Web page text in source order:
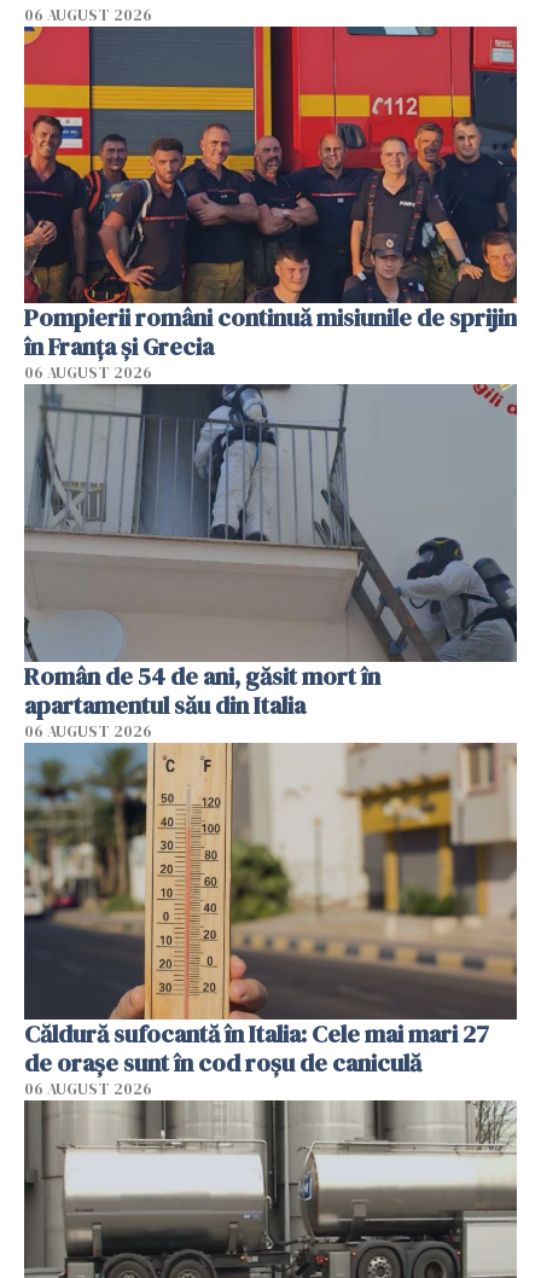
06 AUGUST 2026
Pompierii români continuă misiunile de sprijin
în Franţa şi Grecia
06 AUGUST 2026
Român de 54 de ani, găsit mort în
apartamentul său din Italia
06 AUGUST 2026
Căldură sufocantă în Italia: Cele mai mari 27
de orașe sunt în cod roșu de caniculă
06 AUGUST 2026